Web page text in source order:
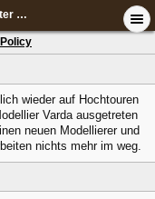
Edain 2 Das Zweite Zeitalter Submod
wieder auf Hochtouren
Varda ausgetreten
neuen Modellierer und
nichts mehr im weg.